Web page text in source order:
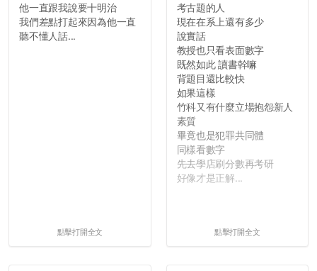
他一直跟我說要十明治
我們差點打起來因為他一直
聽不懂人話...
點擊打開全文
考古題的人
現在在系上還有多少
說實話
教授也只看表面數字
既然如此 讀書幹嘛
背題目還比較快
如果這樣
竹科又有什麼立場抱怨新人
素質
畢竟也是犯罪共同體
同樣看數字
先去學店刷分數再考研
好像才是正解...
點擊打開全文